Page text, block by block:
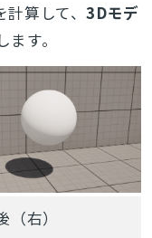
計算して、3Dモデ
ます。
右）